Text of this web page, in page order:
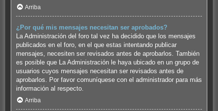
Arriba
¿Por qué mis mensajes necesitan ser aprobados?
La Administración del foro tal vez ha decidido que los mensajes
publicados en el foro, en el que estas intentando publicar
mensajes, necesiten ser revisados antes de aprobarlos. También
es posible que La Administración le haya ubicado en un grupo de
usuarios cuyos mensajes necesitan ser revisados antes de
aprobarlos. Por favor comuníquese con el administrador para más
información al respecto.
Arriba